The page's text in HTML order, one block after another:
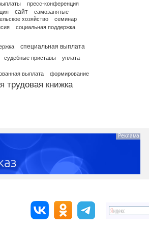
пресс-конференция
сайт
самозанятые
хозяйство
семинар
социальная поддержка
специальная выплата
судебные приставы уплата
выплата формирование
трудовая книжка